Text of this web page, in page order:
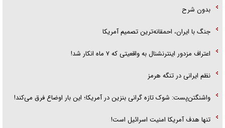
بدون شرح
جنگ با ایران، احمقانه‌ترین تصمیم آمریکا
اعتراف مزدور اینترنشنال به واقعیتی که ۷ ماه انکار شد!
نظم ایرانی در تنگه هرمز
واشنگتن‌پست: شوک تازه گرانی بنزین در آمریکا؛ این بار اوضاع فرق می‌کند!
تنها هدف آمریکا امنیت اسرائیل است!